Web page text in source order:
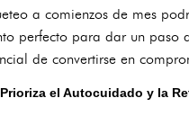
a comienzos de mes
perfecto para dar un paso
de convertirse en
el Autocuidado y la